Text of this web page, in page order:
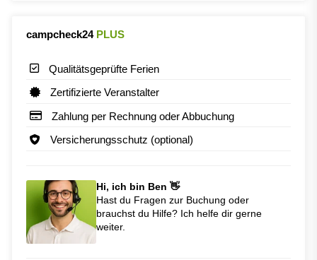
campcheck24 PLUS
Qualitätsgeprüfte Ferien
Zertifizierte Veranstalter
Zahlung per Rechnung oder Abbuchung
Versicherungsschutz (optional)
Hi, ich bin Ben 👋
Hast du Fragen zur Buchung oder
brauchst du Hilfe? Ich helfe dir gerne
weiter.